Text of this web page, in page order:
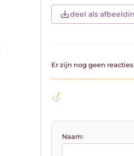
deel als
Er zijn nog geen
Naam: